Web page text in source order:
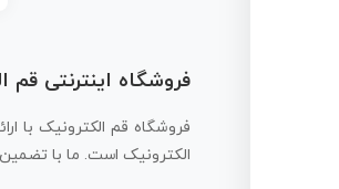
فروشگاه اینترنتی
فروشگاه قم الکترونیک با
الکترونیک است. ما با